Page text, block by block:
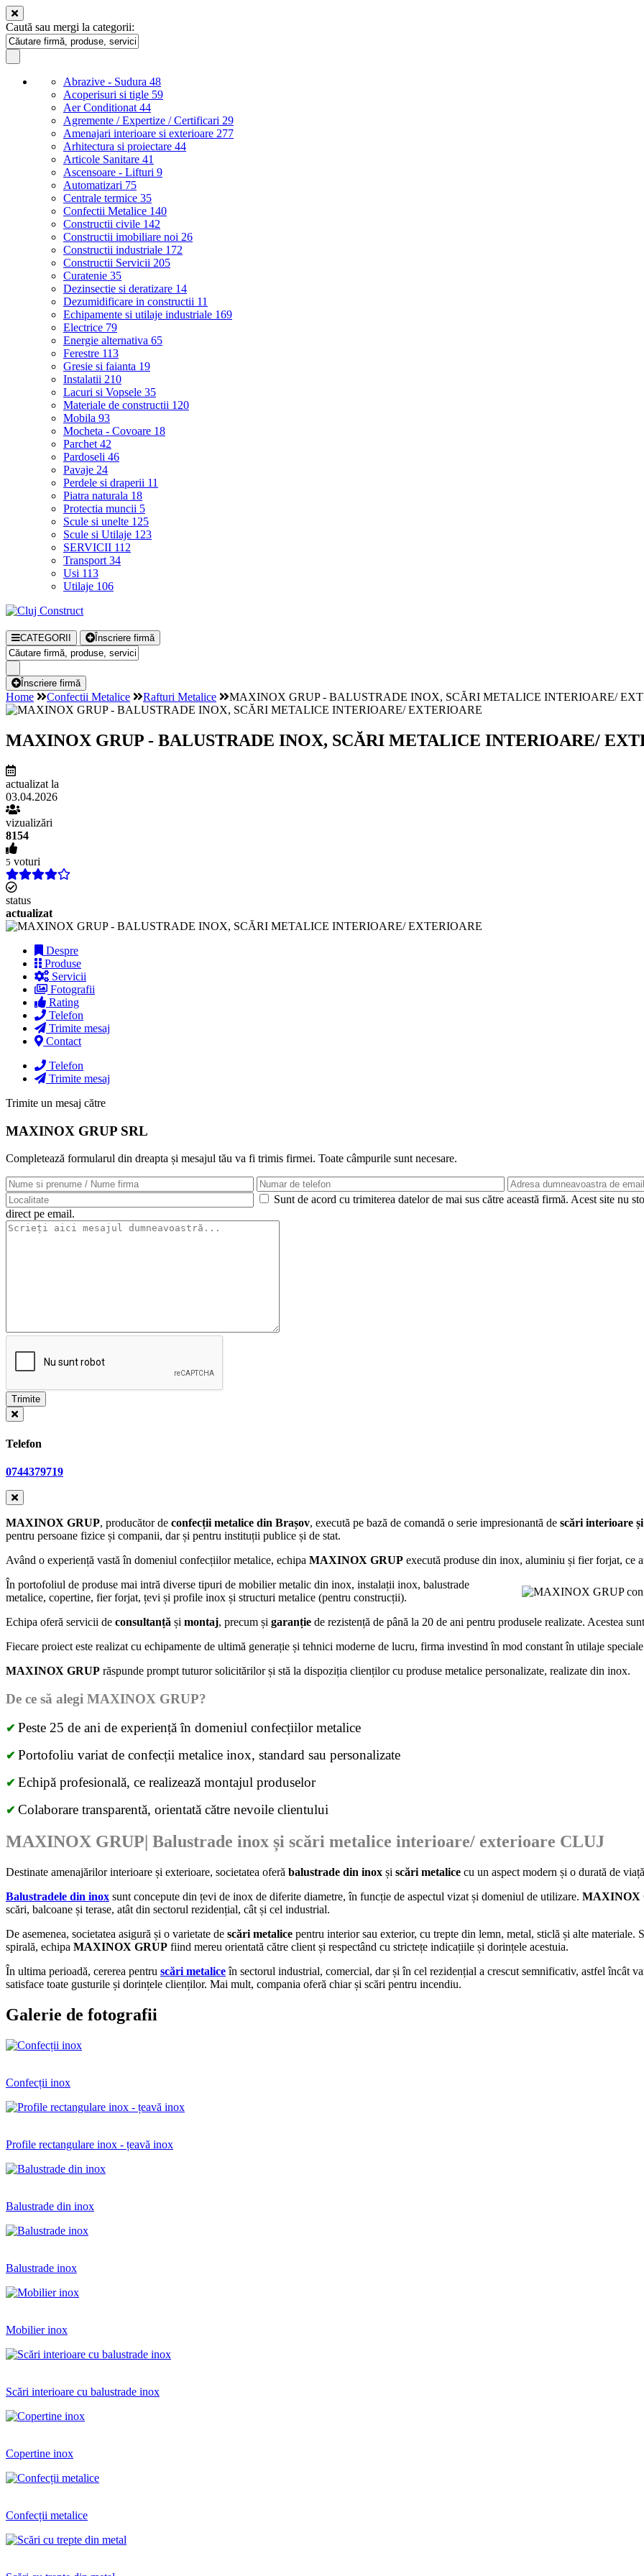
Caută sau mergi la categorii:
Abrazive - Sudura 48
Acoperisuri si tigle 59
Aer Conditionat 44
Agremente / Expertize / Certificari 29
Amenajari interioare si exterioare 277
Arhitectura si proiectare 44
Articole Sanitare 41
Ascensoare - Lifturi 9
Automatizari 75
Centrale termice 35
Confectii Metalice 140
Constructii civile 142
Constructii imobiliare noi 26
Constructii industriale 172
Constructii Servicii 205
Curatenie 35
Dezinsectie si deratizare 14
Dezumidificare in constructii 11
Echipamente si utilaje industriale 169
Electrice 79
Energie alternativa 65
Ferestre 113
Gresie si faianta 19
Instalatii 210
Lacuri si Vopsele 35
Materiale de constructii 120
Mobila 93
Mocheta - Covoare 18
Parchet 42
Pardoseli 46
Pavaje 24
Perdele si draperii 11
Piatra naturala 18
Protectia muncii 5
Scule si unelte 125
Scule si Utilaje 123
SERVICII 112
Transport 34
Usi 113
Utilaje 106
CATEGORII Înscriere firmă
Înscriere firmă
Home Confectii Metalice Rafturi Metalice MAXINOX GRUP - BALUSTRADE INOX, SCĂRI METALICE INTERIOARE/
MAXINOX GRUP - BALUSTRADE INOX, SCĂRI METALICE INTERIOARE/
actualizat la
03.04.2026
vizualizări
8154
5 voturi
status
actualizat
Despre
Produse
Servicii
Fotografii
Rating
Telefon
Trimite mesaj
Contact
Telefon
Trimite mesaj
Trimite un mesaj către
MAXINOX GRUP SRL
Completează formularul din dreapta și mesajul tău va fi trimis firmei. Toate câmpurile sunt necesare.
Sunt de acord cu trimiterea datelor de mai sus către această firmă. Acest site nu
direct pe email.
Telefon
0744379719
MAXINOX GRUP, producător de confecții metalice din Brașov, execută pe bază de comandă o serie impresionantă de scări interioare
pentru persoane fizice și companii, dar și pentru instituții publice și de stat.
Având o experiență vastă în domeniul confecțiilor metalice, echipa MAXINOX GRUP execută produse din inox, aluminiu și fier forjat, ce
În portofoliul de produse mai intră diverse tipuri de mobilier metalic din inox, instalații inox, balustrade
metalice, copertine, fier forjat, țevi și profile inox și structuri metalice (pentru construcții).
Echipa oferă servicii de consultanță și montaj, precum și garanție de rezistență de până la 20 de ani pentru produsele realizate. Acestea
Fiecare proiect este realizat cu echipamente de ultimă generație și tehnici moderne de lucru, firma investind în mod constant în utilaje
MAXINOX GRUP răspunde prompt tuturor solicitărilor și stă la dispoziția clienților cu produse metalice personalizate, realizate din inox.
De ce să alegi MAXINOX GRUP?
✔ Peste 25 de ani de experiență în domeniul confecțiilor metalice
✔ Portofoliu variat de confecții metalice inox, standard sau personalizate
✔ Echipă profesională, ce realizează montajul produselor
✔ Colaborare transparentă, orientată către nevoile clientului
MAXINOX GRUP | Balustrade inox și scări metalice interioare/ exterioare CLUJ
Destinate amenajărilor interioare și exterioare, societatea oferă balustrade din inox și scări metalice cu un aspect modern și o durată de
Balustradele din inox sunt concepute din țevi de inox de diferite diametre, în funcție de aspectul vizat și domeniul de utilizare. MAXINOX
scări, balcoane și terase, atât din sectorul rezidențial, cât și cel industrial.
De asemenea, societatea asigură și o varietate de scări metalice pentru interior sau exterior, cu trepte din lemn, metal, sticlă și alte
spirală, echipa MAXINOX GRUP fiind mereu orientată către client și respectând cu strictețe indicațiile și dorințele acestuia.
În ultima perioadă, cererea pentru scări metaliceîn sectorul industrial, comercial, dar și în cel rezidențial a crescut semnificativ, astfel încât
satisface toate gusturile și dorințele clienților. Mai mult, compania oferă chiar și scări pentru incendiu.
Galerie de fotografii
Confecții inox
Profile rectangulare inox - țeavă inox
Balustrade din inox
Balustrade inox
Mobilier inox
Scări interioare cu balustrade inox
Copertine inox
Confecții metalice